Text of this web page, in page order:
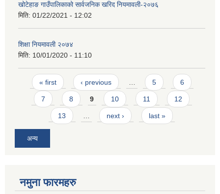
खोटेहाङ गाउँपालिकाको सार्वजनिक खरिद नियमावली-२०७६
मिति: 01/22/2021 - 12:02
शिक्षा नियमावली २०७४
मिति: 10/01/2020 - 11:10
Pages
« first ‹ previous 5 6
7 8 9 10 11 12
13 next › last »
अन्य
नमुना फारमहरु